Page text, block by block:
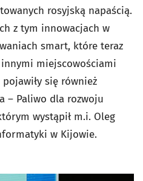
rosyjską napaścią.
z tym innowacjach w
smart, które teraz
miejscowościami
się również
– Paliwo dla rozwoju
wystąpił m.i. Oleg
w Kijowie.